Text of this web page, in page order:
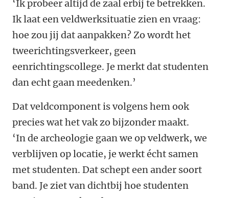
‘Ik probeer altijd de zaal erbij te betrekken.
Ik laat een veldwerksituatie zien en vraag:
hoe zou jij dat aanpakken? Zo wordt het
tweerichtingsverkeer, geen
eenrichtingscollege. Je merkt dat studenten
dan echt gaan meedenken.’
Dat veldcomponent is volgens hem ook
precies wat het vak zo bijzonder maakt.
‘In de archeologie gaan we op veldwerk, we
verblijven op locatie, je werkt écht samen
met studenten. Dat schept een ander soort
band. Je ziet van dichtbij hoe studenten